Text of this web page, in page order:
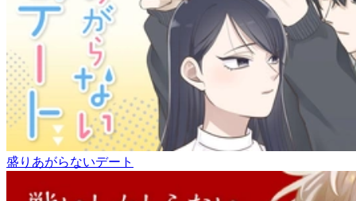
盛りあがらないデート